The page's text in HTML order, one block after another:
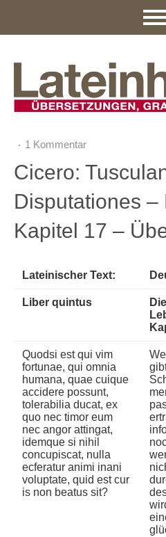
1 Kommentar
Cicero:
Disputationes –
Kapitel 17 –
Lateinischer Text:
Liber quintus
Quodsi est qui vim
fortunae, qui omnia
humana, quae cuique
accidere possunt,
tolerabilia ducat, ex
quo nec timor eum
nec angor attingat,
idemque si nihil
concupiscat, nulla
ecferatur animi inani
voluptate, quid est cur
is non beatus sit?